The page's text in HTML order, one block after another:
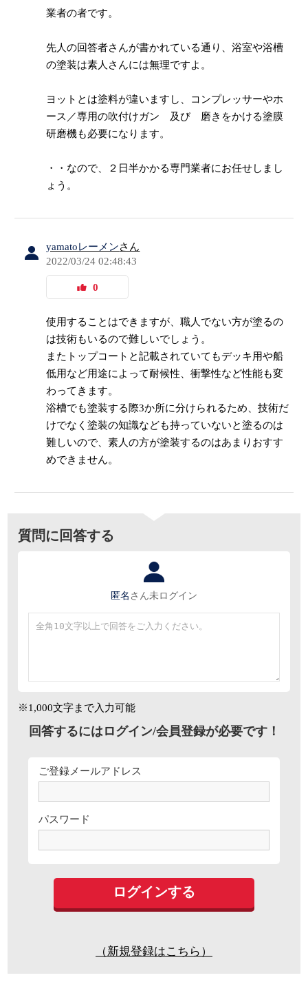
業者の者です。
先人の回答者さんが書かれている通り、浴室や浴槽
の塗装は素人さんには無理ですよ。
ヨットとは塗料が違いますし、コンプレッサーやホ
ース／専用の吹付けガン 及び 磨きをかける塗膜
研磨機も必要になります。
・・なので、２日半かかる専門業者にお任せしまし
ょう。
yamatoレーメンさん
2022/03/24 02:48:43
0
使用することはできますが、職人でない方が塗るの
は技術もいるので難しいでしょう。
またトップコートと記載されていてもデッキ用や船
低用など用途によって耐候性、衝撃性など性能も変
わってきます。
浴槽でも塗装する際3か所に分けられるため、技術だ
けでなく塗装の知識なども持っていないと塗るのは
難しいので、素人の方が塗装するのはあまりおすす
めできません。
質問に回答する
匿名 さん未ログイン
※1,000文字まで入力可能
回答するにはログイン/会員登録が必要です！
ご登録メールアドレス
パスワード
（新規登録はこちら）